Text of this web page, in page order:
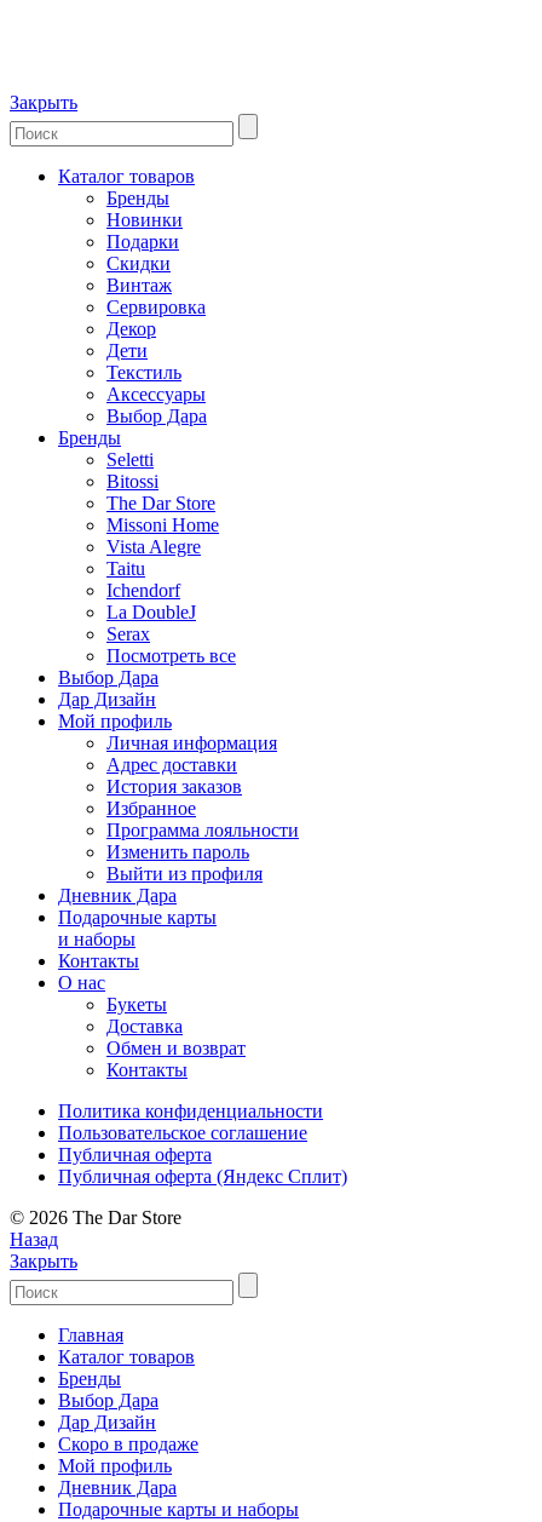
Закрыть
Каталог товаров
Бренды
Новинки
Подарки
Скидки
Винтаж
Сервировка
Декор
Дети
Текстиль
Аксессуары
Выбор Дара
Бренды
Seletti
Bitossi
The Dar Store
Missoni Home
Vista Alegre
Taitu
Ichendorf
La DoubleJ
Serax
Посмотреть все
Выбор Дара
Дар Дизайн
Мой профиль
Личная информация
Адрес доставки
История заказов
Избранное
Программа лояльности
Изменить пароль
Выйти из профиля
Дневник Дара
Подарочные карты
и наборы
Контакты
О нас
Букеты
Доставка
Обмен и возврат
Контакты
Политика конфиденциальности
Пользовательское соглашение
Публичная оферта
Публичная оферта (Яндекс Сплит)
© 2026 The Dar Store
Назад
Закрыть
Главная
Каталог товаров
Бренды
Выбор Дара
Дар Дизайн
Скоро в продаже
Мой профиль
Дневник Дара
Подарочные карты и наборы